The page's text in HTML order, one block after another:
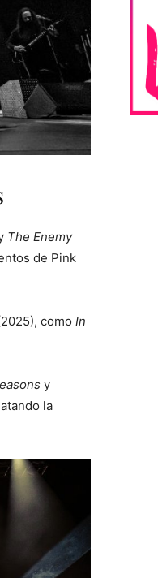
The Enemy
de Pink
como In
y
la